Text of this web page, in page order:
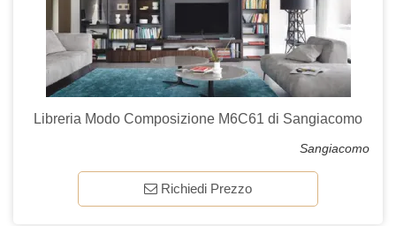
Libreria Modo Composizione M6C61 di Sangiacomo
Sangiacomo
Richiedi Prezzo